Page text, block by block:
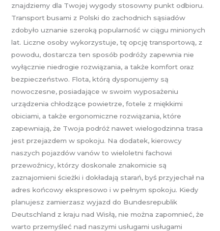
znajdziemy dla Twojej wygody stosowny punkt odbioru.
Transport busami z Polski do zachodnich sąsiadów
zdobyło uznanie szeroką popularność w ciągu minionych
lat. Liczne osoby wykorzystuje, tę opcję transportową, z
powodu, dostarcza ten sposób podróży zapewnia nie
wyłącznie niedrogie rozwiązania, a także komfort oraz
bezpieczeństwo. Flota, którą dysponujemy są
nowoczesne, posiadające w swoim wyposażeniu
urządzenia chłodzące powietrze, fotele z miękkimi
obiciami, a także ergonomiczne rozwiązania, które
zapewniają, że Twoja podróż nawet wielogodzinna trasa
jest przejazdem w spokoju. Na dodatek, kierowcy
naszych pojazdów vanów to wieloletni fachowi
przewoźnicy, którzy doskonale znakomicie są
zaznajomieni ścieżki i dokładają starań, byś przyjechał na
adres końcowy ekspresowo i w pełnym spokoju. Kiedy
planujesz zamierzasz wyjazd do Bundesrepublik
Deutschland z kraju nad Wisłą, nie można zapomnieć, że
warto przemyśleć nad naszymi usługami usługami